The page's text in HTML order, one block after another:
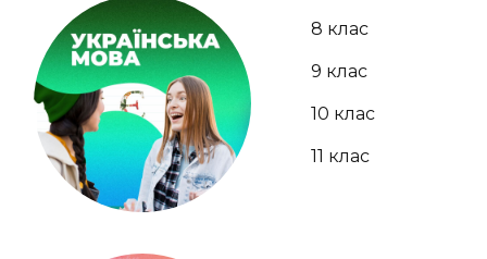
8 клас
9 клас
10 клас
11 клас